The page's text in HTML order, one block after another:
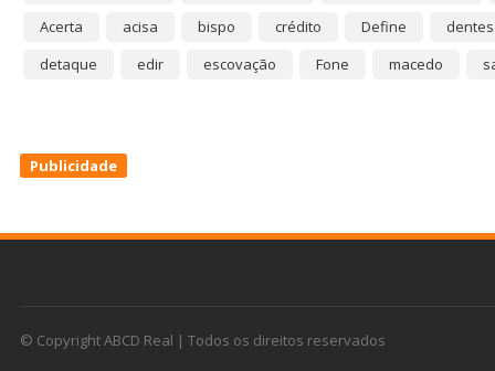
Acerta
acisa bispo crédito Define
dentes
detaque
edir escovação Fone macedo
Publicidade
© Copyright ABCD Real | Todos os direitos reservados